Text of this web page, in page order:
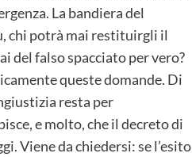
La bandiera del
chi potrà mai restituirgli il
del falso spacciato per vero?
queste domande. Di
resta per
e molto, che il decreto di
Viene da chiedersi: se l’esito